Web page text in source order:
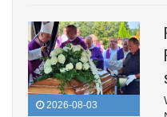
2026-08-03